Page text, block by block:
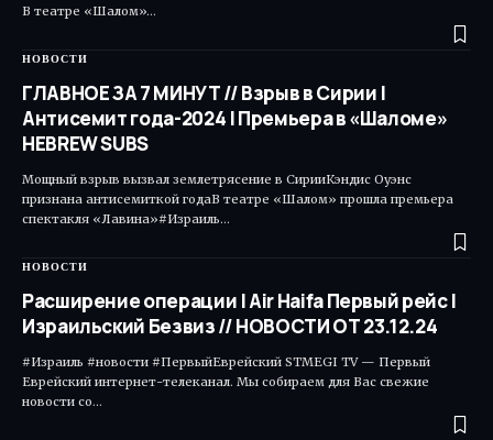
В театре «Шалом»…
НОВОСТИ
ГЛАВНОЕ ЗА 7 МИНУТ // Взрыв в Сирии |
Антисемит года-2024 | Премьера в «Шаломе»
HEBREW SUBS
Мощный взрыв вызвал землетрясение в СирииКэндис Оуэнс
признана антисемиткой годаВ театре «Шалом» прошла премьера
спектакля «Лавина»#Израиль…
НОВОСТИ
Расширение операции | Air Haifa Первый рейс |
Израильский Безвиз // НОВОСТИ ОТ 23.12.24
#Израиль #новости #ПервыйЕврейский STMEGI TV — Первый
Еврейский интернет-телеканал. Мы собираем для Вас свежие
новости со…